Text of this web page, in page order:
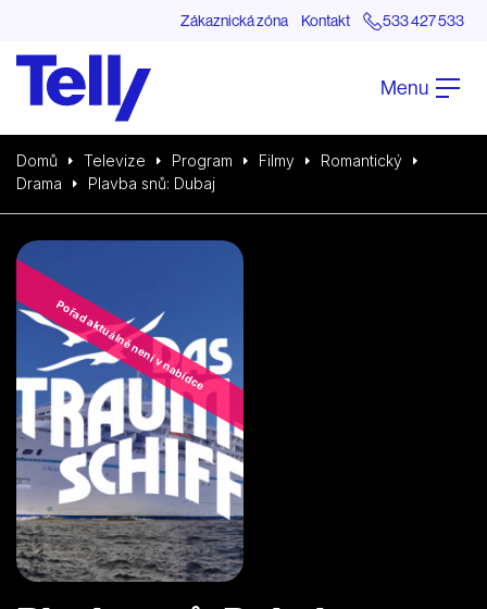
Zákaznická zóna Kontakt 533 427 533
Menu
Domů Televize Program Filmy
Romantický
Drama
Plavba snů: Dubaj
Pořad aktuálně není v nabídce